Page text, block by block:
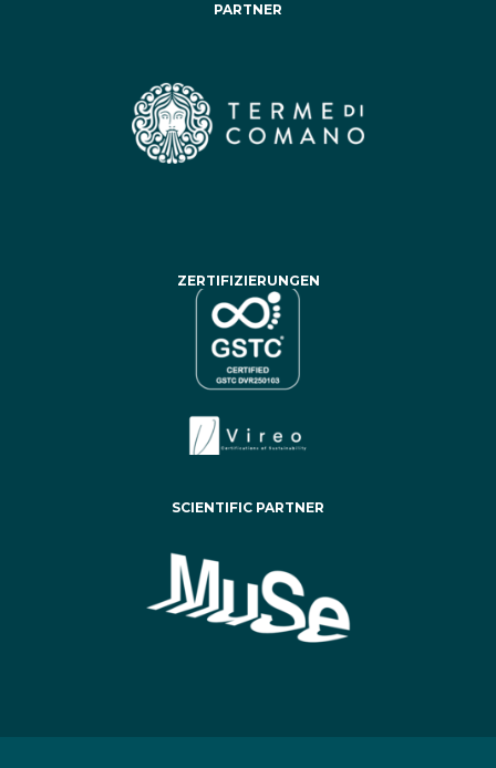
PARTNER
ZERTIFIZIERUNGEN
SCIENTIFIC PARTNER